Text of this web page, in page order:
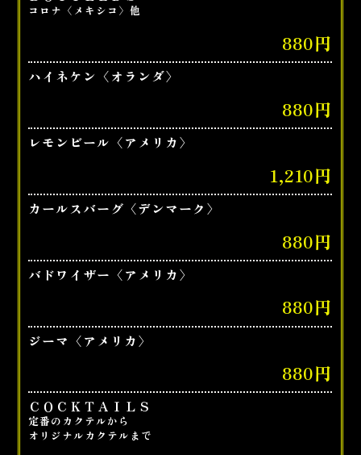
コロナ〈メキシコ〉他
880円
ハイネケン〈オランダ〉
880円
レモンビール〈アメリカ〉
1,210円
カールスバーグ〈デンマーク〉
880円
バドワイザー〈アメリカ〉
880円
ジーマ〈アメリカ〉
880円
ＣＯＣＫＴＡＩＬＳ
定番のカクテルから
オリジナルカクテルまで